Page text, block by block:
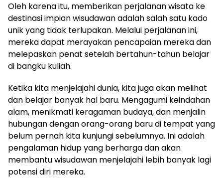
Oleh karena itu, memberikan perjalanan wisata ke
destinasi impian wisudawan adalah salah satu kado
unik yang tidak terlupakan. Melalui perjalanan ini,
mereka dapat merayakan pencapaian mereka dan
melepaskan penat setelah bertahun-tahun belajar
di bangku kuliah.
Ketika kita menjelajahi dunia, kita juga akan melihat
dan belajar banyak hal baru. Mengagumi keindahan
alam, menikmati keragaman budaya, dan menjalin
hubungan dengan orang-orang baru di tempat yang
belum pernah kita kunjungi sebelumnya. Ini adalah
pengalaman hidup yang berharga dan akan
membantu wisudawan menjelajahi lebih banyak lagi
potensi diri mereka.